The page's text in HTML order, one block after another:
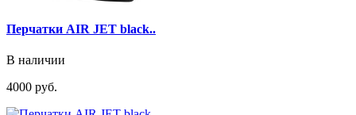
Перчатки AIR JET black..
В наличии
4000 руб.